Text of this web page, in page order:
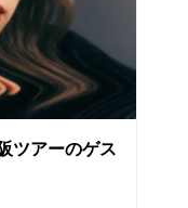
ツアーのゲス